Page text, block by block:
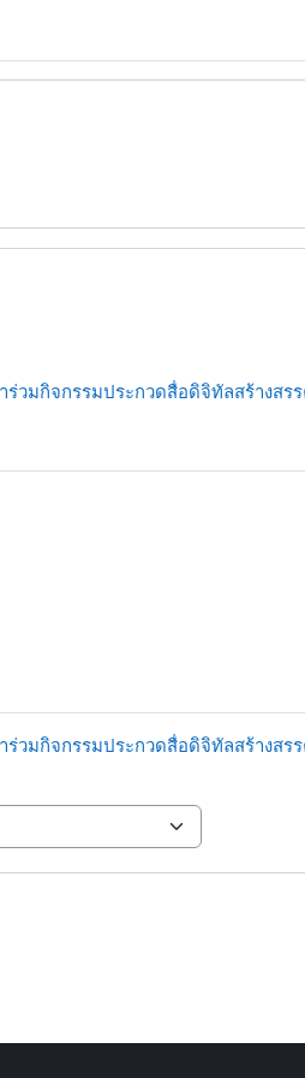
ร่วมกิจกรรมประกวดสื่อดิจิทัลสร้างส
ร่วมกิจกรรมประกวดสื่อดิจิทัลสร้างส